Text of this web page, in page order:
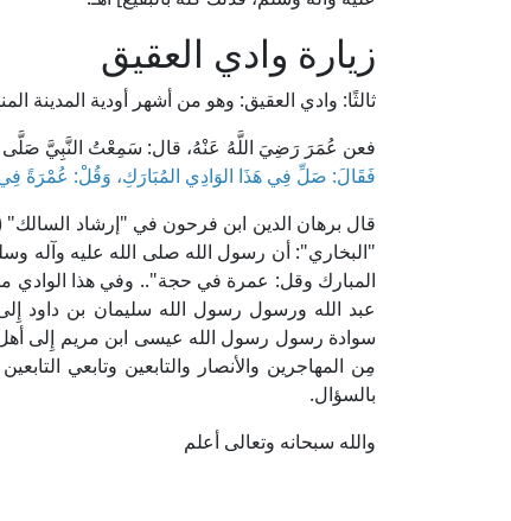
زيارة وادي العقيق
ثالثًا: وادي العقيق: وهو من أشهر أودية المدينة
فعن عُمَرَ رَضِيَ اللَّهُ عَنْهُ، قال: سَمِعْتُ النَّبِيَّ صَلَّى
فَقَالَ: صَلِّ فِي هَذَا الوَادِي المُبَارَكِ، وَقُلْ: عُمْرَةً
"البخاري": أن رسول الله صلى الله عليه وآله
المبارك وقل: عمرة في حجة".. وفي هذا الوادي
عبد الله ورسول رسول الله سليمان بن داود
سوادة رسول رسول الله عيسى ابن مريم إِلى أهل
مِن المهاجرين والأنصار والتابعين وتابعي
بالسؤال.
والله سبحانه وتعالى أعلم